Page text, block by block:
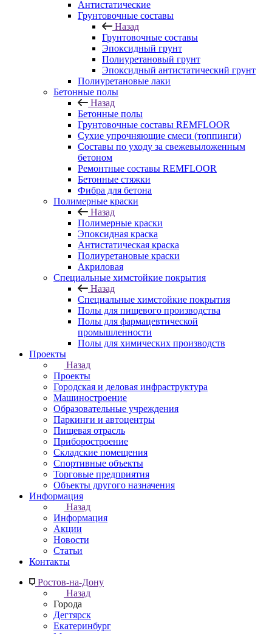
Антистатические
Грунтовочные составы
Назад
Грунтовочные составы
Эпоксидный грунт
Полиуретановый грунт
Эпоксидный антистатический грунт
Полиуретановые лаки
Бетонные полы
Назад
Бетонные полы
Грунтовочные составы REMFLOOR
Сухие упрочняющие смеси (топпинги)
Составы по уходу за свежевыложенным
бетоном
Ремонтные составы REMFLOOR
Бетонные стяжки
Фибра для бетона
Полимерные краски
Назад
Полимерные краски
Эпоксидная краска
Антистатическая краска
Полиуретановые краски
Акриловая
Специальные химстойкие покрытия
Назад
Специальные химстойкие покрытия
Полы для пищевого производства
Полы для фармацевтической
промышленности
Полы для химических производств
Проекты
Назад
Проекты
Городская и деловая инфраструктура
Машиностроение
Образовательные учреждения
Паркинги и автоцентры
Пищевая отрасль
Приборостроение
Складские помещения
Спортивные объекты
Торговые предприятия
Объекты другого назначения
Информация
Назад
Информация
Акции
Новости
Статьи
Контакты
Ростов-на-Дону
Назад
Города
Дегтярск
Екатеринбург